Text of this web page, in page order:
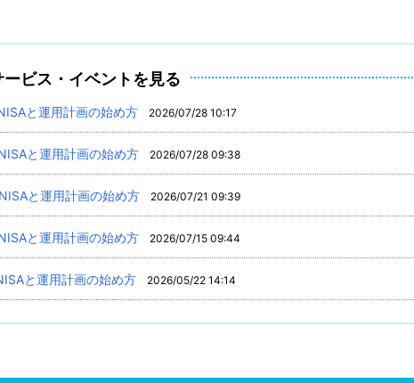
ビス・イベントを見る
と運用計画の始め方 2026/07/28 10:17
と運用計画の始め方 2026/07/28 09:38
と運用計画の始め方 2026/07/21 09:39
と運用計画の始め方 2026/07/15 09:44
と運用計画の始め方 2026/05/22 14:14